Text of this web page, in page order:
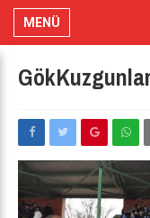
MENÜ